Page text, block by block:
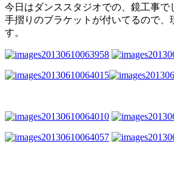
今日はダンススタジオでの、鏡工事で
手摺りのブラケットが付いてるので、
す。